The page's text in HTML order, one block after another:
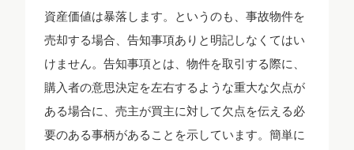
資産価値は暴落します。というのも、事故物件を
売却する場合、告知事項ありと明記しなくてはい
けません。告知事項とは、物件を取引する際に、
購入者の意思決定を左右するような重大な欠点が
ある場合に、売主が買主に対して欠点を伝える必
要のある事柄があることを示しています。簡単に